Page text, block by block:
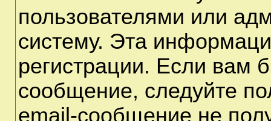
пользователями или
систему. Эта
регистрации. Если вам
сообщение, следуйте
email-сообщение не